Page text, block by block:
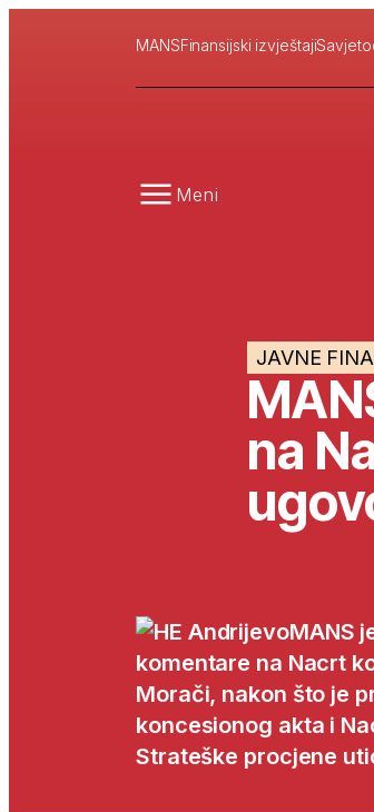
MANSFinansijski izvještaji
Meni
JAVNE
na
MANS
komentare na Nacrt
Morači, nakon što je
koncesionog akta i
Strateške procjene